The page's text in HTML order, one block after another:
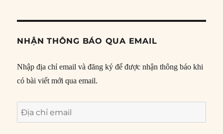
NHẬN THÔNG BÁO QUA EMAIL
Nhập địa chỉ email và đăng ký để được nhận thông báo khi
có bài viết mới qua email.
Địa
chỉ